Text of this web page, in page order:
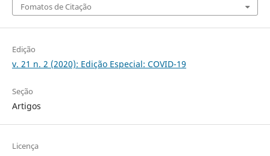
Fomatos de Citação
Edição
v. 21 n. 2 (2020): Edição Especial: COVID-19
Seção
Artigos
Licença